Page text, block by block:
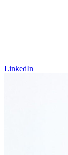
LinkedIn